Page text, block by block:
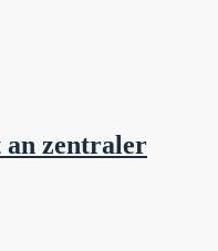
zentraler